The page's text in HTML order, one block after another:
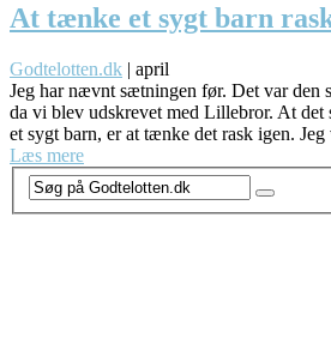
At tænke et sygt barn
Godtelotten.dk | april
Jeg har nævnt sætningen før. Det var den
da vi blev udskrevet med Lillebror. At det
et sygt barn, er at tænke det rask igen.
Læs mere